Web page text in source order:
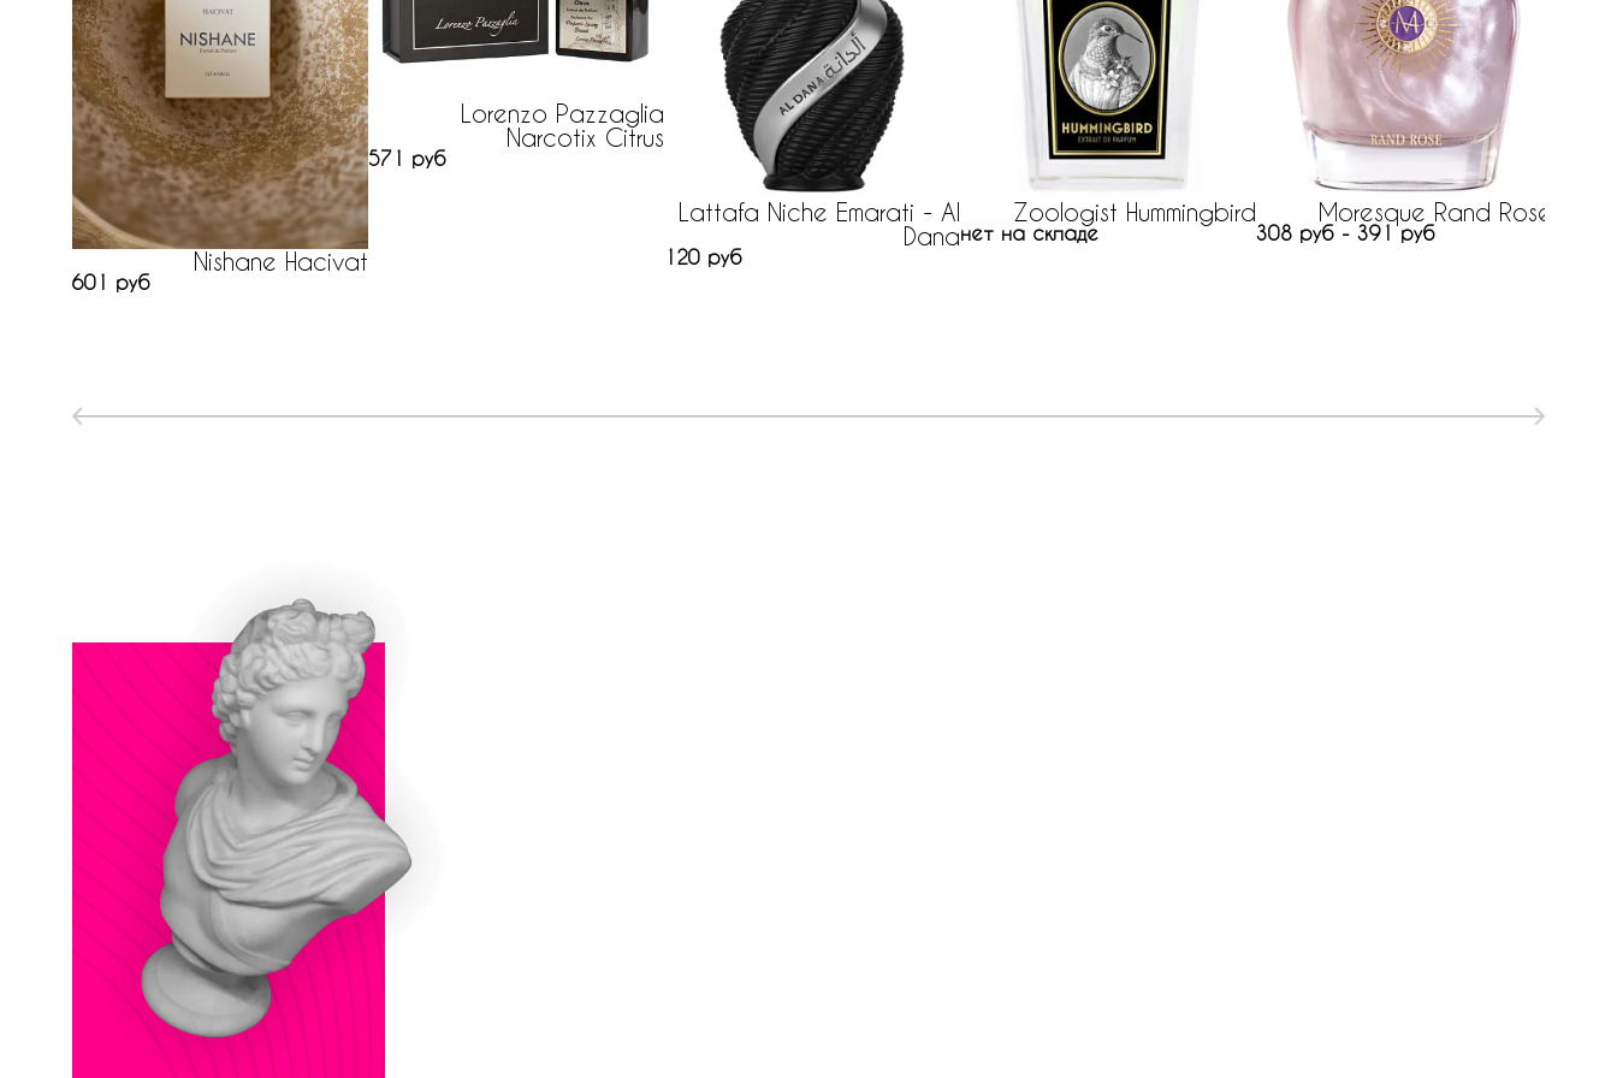
Nishane Hacivat
601 руб
Lorenzo Pazzaglia
Narcotix Citrus
571 руб
Lattafa Niche Emarati - Al
Dana
120 руб
Zoologist Hummingbird
нет на складе
Moresque Rand Rose
308 руб - 391 руб